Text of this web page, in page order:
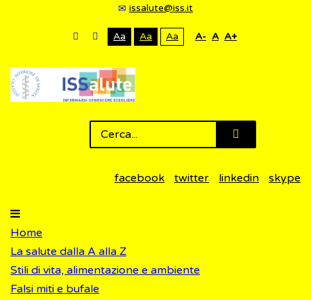
issalute@iss.it
Aa Aa Aa A- A A+
facebook twitter linkedin skype
Home
La salute dalla A alla Z
Stili di vita, alimentazione e ambiente
Falsi miti e bufale